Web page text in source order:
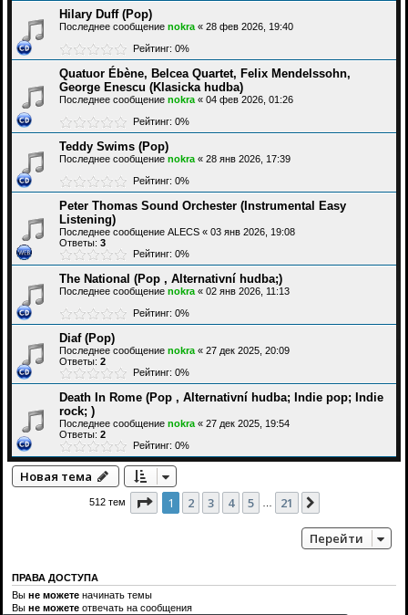
Hilary Duff (Pop)
Последнее сообщение nokra « 28 фев 2026, 19:40
Рейтинг: 0%
Quatuor Ébène, Belcea Quartet, Felix Mendelssohn,
George Enescu (Klasicka hudba)
Последнее сообщение nokra « 04 фев 2026, 01:26
Рейтинг: 0%
Teddy Swims (Pop)
Последнее сообщение nokra « 28 янв 2026, 17:39
Рейтинг: 0%
Peter Thomas Sound Orchester (Instrumental Easy
Listening)
Последнее сообщение ALECS « 03 янв 2026, 19:08
Ответы: 3
Рейтинг: 0%
The National (Pop , Alternativní hudba;)
Последнее сообщение nokra « 02 янв 2026, 11:13
Рейтинг: 0%
Diaf (Pop)
Последнее сообщение nokra « 27 дек 2025, 20:09
Ответы: 2
Рейтинг: 0%
Death In Rome (Pop , Alternativní hudba; Indie pop; Indie
rock; )
Последнее сообщение nokra « 27 дек 2025, 19:54
Ответы: 2
Рейтинг: 0%
Новая тема
512 тем Страница из 21
1 2 3 4 5 21
Перейти
ПРАВА ДОСТУПА
Вы не можете начинать темы
Вы не можете отвечать на сообщения